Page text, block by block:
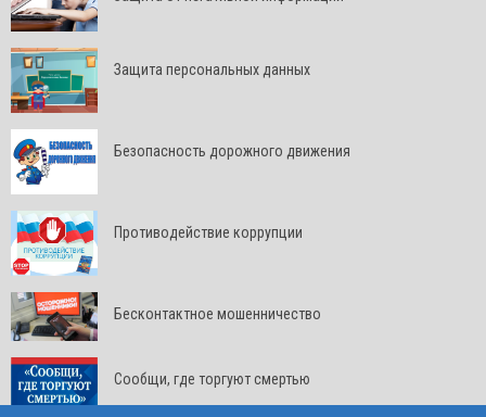
Защита персональных данных
Безопасность дорожного движения
Противодействие коррупции
Бесконтактное мошенничество
Сообщи, где торгуют смертью